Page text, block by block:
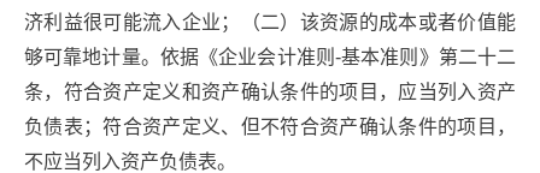
济利益很可能流入企业；（二）该资源的成本或者价值能
够可靠地计量。依据《企业会计准则-基本准则》第二十二
条，符合资产定义和资产确认条件的项目，应当列入资产
负债表；符合资产定义、但不符合资产确认条件的项目，
不应当列入资产负债表。